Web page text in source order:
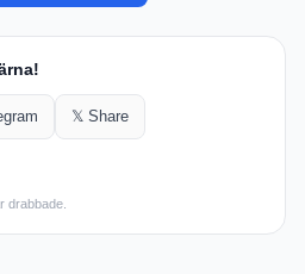
𝕏 Share
drabbade.